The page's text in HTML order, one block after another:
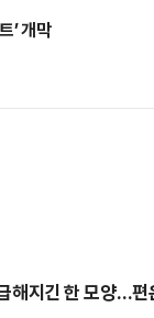
’ 개막
해지긴 한 모양…편